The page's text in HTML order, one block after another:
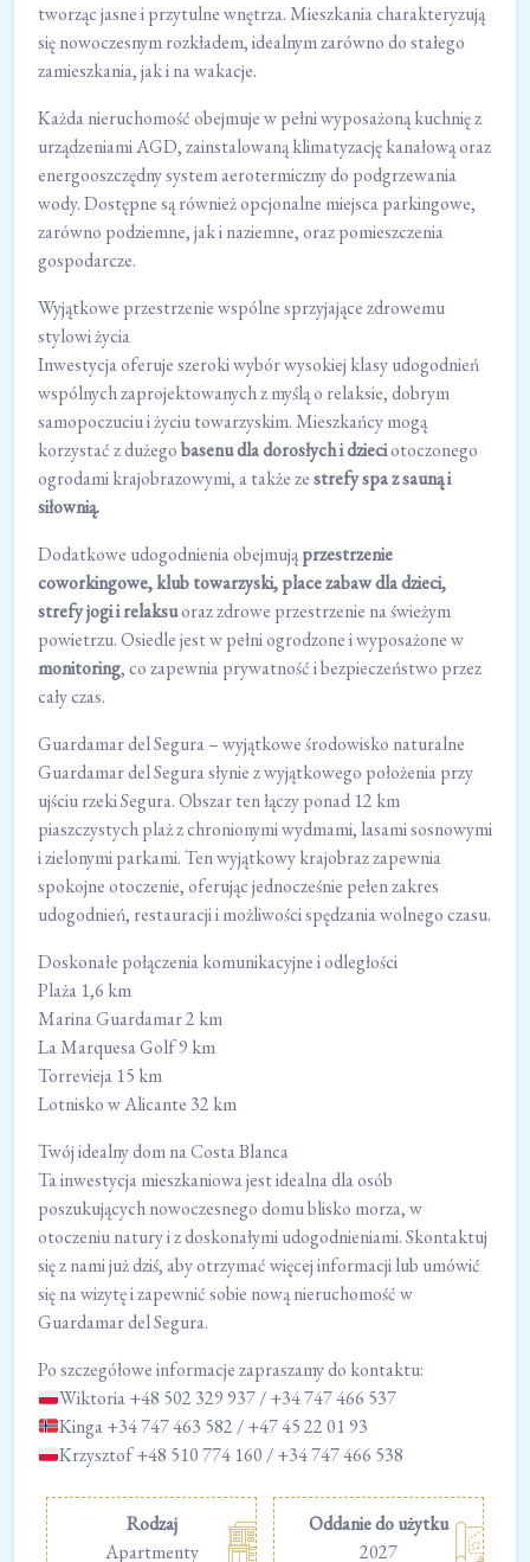
tworząc jasne i przytulne wnętrza. Mieszkania charakteryzują
się nowoczesnym rozkładem, idealnym zarówno do stałego
zamieszkania, jak i na wakacje.
Każda nieruchomość obejmuje w pełni wyposażoną kuchnię z
urządzeniami AGD, zainstalowaną klimatyzację kanałową oraz
energooszczędny system aerotermiczny do podgrzewania
wody. Dostępne są również opcjonalne miejsca parkingowe,
zarówno podziemne, jak i naziemne, oraz pomieszczenia
gospodarcze.
Wyjątkowe przestrzenie wspólne sprzyjające zdrowemu
stylowi życia
Inwestycja oferuje szeroki wybór wysokiej klasy udogodnień
wspólnych zaprojektowanych z myślą o relaksie, dobrym
samopoczuciu i życiu towarzyskim. Mieszkańcy mogą
korzystać z dużegobasenu dla dorosłych i dzieciotoczonego
ogrodami krajobrazowymi, a także zestrefy spa z sauną i
siłownią.
Dodatkowe udogodnienia obejmująprzestrzenie
coworkingowe, klub towarzyski, place zabaw dla dzieci,
strefy jogi i relaksuoraz zdrowe przestrzenie na świeżym
powietrzu. Osiedle jest w pełni ogrodzone i wyposażone w
monitoring, co zapewnia prywatność i bezpieczeństwo przez
cały czas.
Guardamar del Segura – wyjątkowe środowisko naturalne
Guardamar del Segura słynie z wyjątkowego położenia przy
ujściu rzeki Segura. Obszar ten łączy ponad 12 km
piaszczystych plaż z chronionymi wydmami, lasami sosnowymi
i zielonymi parkami. Ten wyjątkowy krajobraz zapewnia
spokojne otoczenie, oferując jednocześnie pełen zakres
udogodnień, restauracji i możliwości spędzania wolnego czasu.
Doskonałe połączenia komunikacyjne i odległości
Plaża 1,6 km
Marina Guardamar 2 km
La Marquesa Golf 9 km
Torrevieja 15 km
Lotnisko w Alicante 32 km
Twój idealny dom na Costa Blanca
Ta inwestycja mieszkaniowa jest idealna dla osób
poszukujących nowoczesnego domu blisko morza, w
otoczeniu natury i z doskonałymi udogodnieniami. Skontaktuj
się z nami już dziś, aby otrzymać więcej informacji lub umówić
się na wizytę i zapewnić sobie nową nieruchomość w
Guardamar del Segura.
Po szczegółowe informacje zapraszamy do kontaktu:
Wiktoria +48 502 329 937 / +34 747 466 537
Kinga +34 747 463 582 / +47 45 22 01 93
Krzysztof +48 510 774 160 / +34 747 466 538
Rodzaj
Apartmenty
Oddanie do użytku
2027